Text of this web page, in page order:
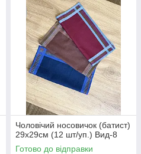
Чоловічий носовичок (батист)
29х29см (12 шт/уп.) Вид-8
Готово до відправки